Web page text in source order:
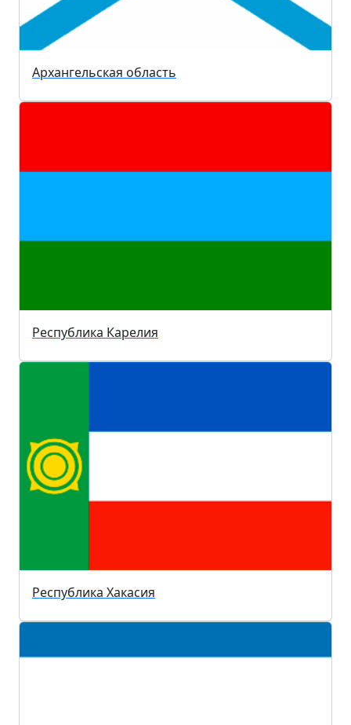
Архангельская область
Республика Карелия
Республика Хакасия